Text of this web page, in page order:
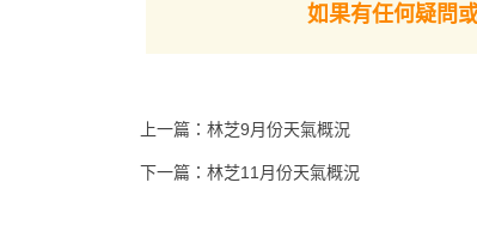
如果有任何疑問
上一篇： 林芝9月份天氣概況
下一篇： 林芝11月份天氣概況